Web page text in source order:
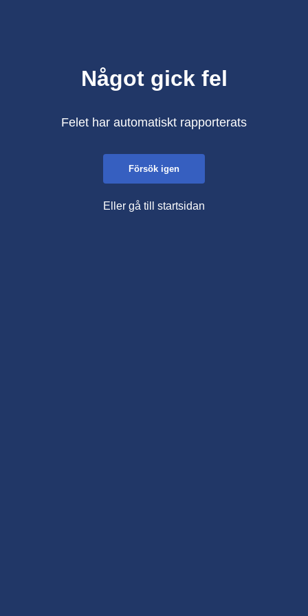
Något gick fel
Felet har automatiskt rapporterats
Försök igen
Eller gå till startsidan